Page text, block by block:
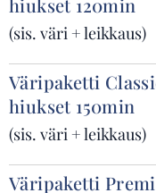
hiukset 120min
(sis. väri + leikkaus)
Väripaketti
hiukset 150min
(sis. väri + leikkaus)
Väripaketti